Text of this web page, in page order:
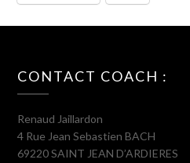
CONTACT COACH :
Renaud Jaillardon
4 Rue Jean Sebastien BACH
69220 SAINT JEAN D’ARDIERES